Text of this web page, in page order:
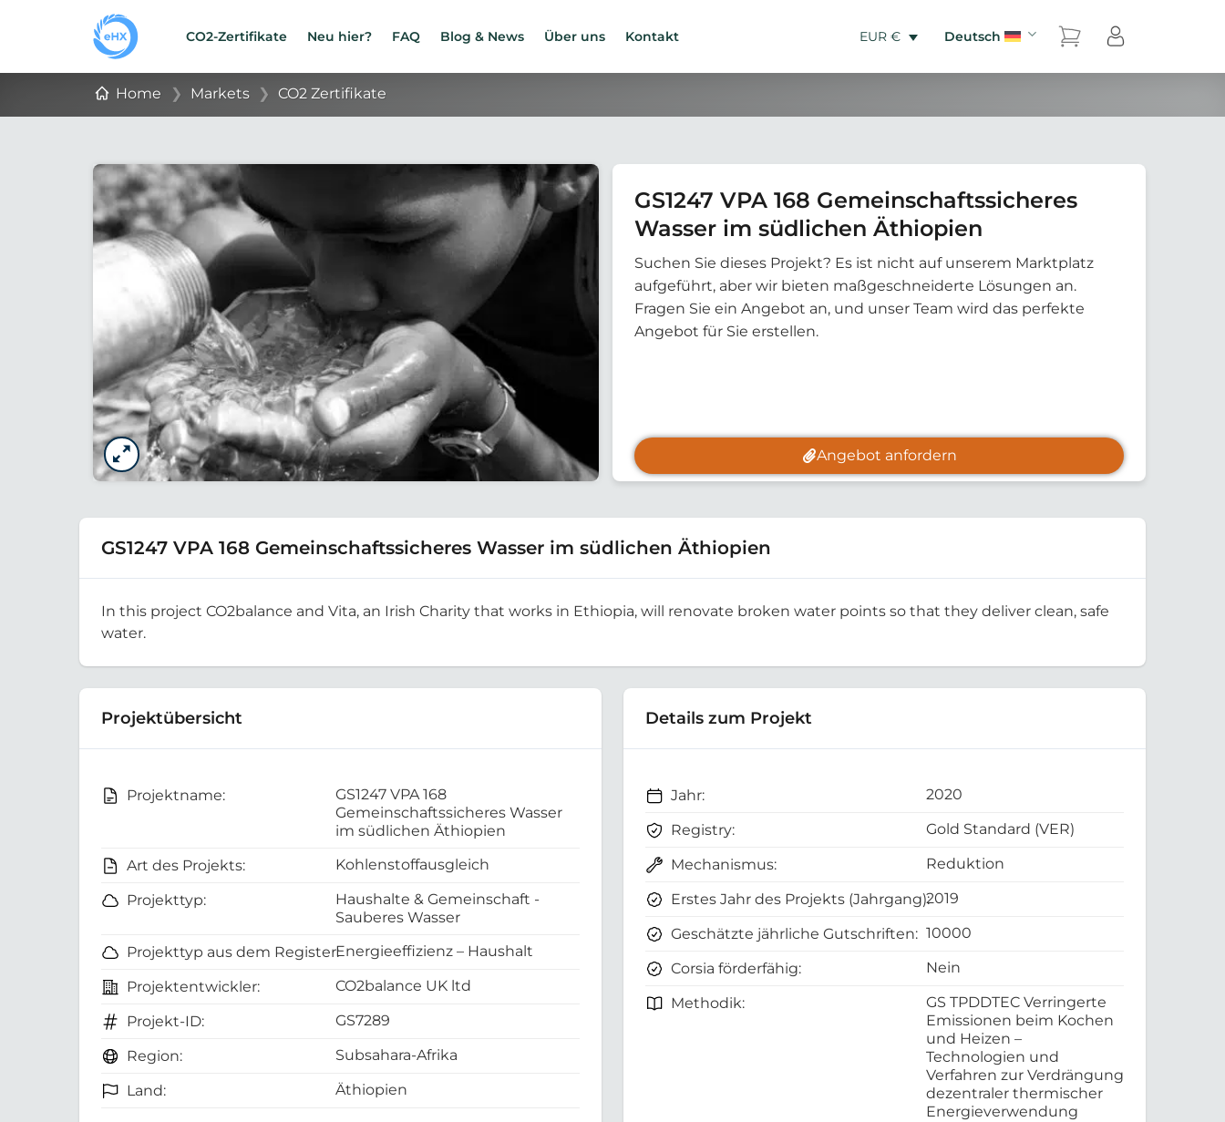
CO2-Zertifikate Neu hier? FAQ Blog & News Über uns Kontakt EUR € Deutsch
Home ❯ Markets ❯ CO2 Zertifikate
GS1247 VPA 168 Gemeinschaftssicheres
Wasser im südlichen Äthiopien
Suchen Sie dieses Projekt? Es ist nicht auf unserem Marktplatz
aufgeführt, aber wir bieten maßgeschneiderte Lösungen an.
Fragen Sie ein Angebot an, und unser Team wird das perfekte
Angebot für Sie erstellen.
Angebot anfordern
GS1247 VPA 168 Gemeinschaftssicheres Wasser im südlichen Äthiopien
In this project CO2balance and Vita, an Irish Charity that works in Ethiopia, will renovate broken water points so that they deliver clean, safe
water.
Projektübersicht
Projektname:
GS1247 VPA 168
Gemeinschaftssicheres Wasser
im südlichen Äthiopien
Art des Projekts:
Kohlenstoffausgleich
Projekttyp:
Haushalte & Gemeinschaft -
Sauberes Wasser
Projekttyp aus dem Register:Energieeffizienz – Haushalt
Projektentwickler: CO2balance UK ltd
Projekt-ID: GS7289
Region: Subsahara-Afrika
Land: Äthiopien
Details zum Projekt
Jahr: 2020
Registry: Gold Standard (VER)
Mechanismus: Reduktion
Erstes Jahr des Projekts (Jahrgang):2019
Geschätzte jährliche Gutschriften: 10000
Corsia förderfähig: Nein
Methodik:
GS TPDDTEC Verringerte
Emissionen beim Kochen
und Heizen –
Technologien und
Verfahren zur Verdrängung
dezentraler thermischer
Energieverwendung